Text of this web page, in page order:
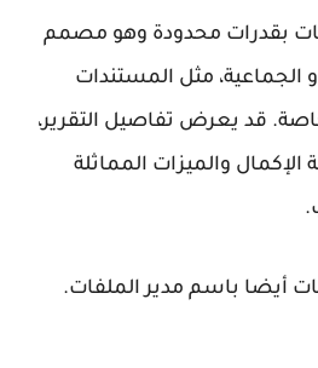
بقدرات محدودة وهو مصمم
الجماعية، مثل المستندات
قد يعرض تفاصيل التقرير،
الإكمال والميزات المماثلة
أيضا باسم مدير الملفات.